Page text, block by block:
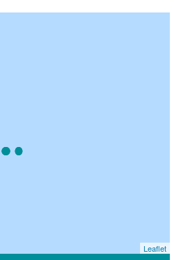
Leaflet